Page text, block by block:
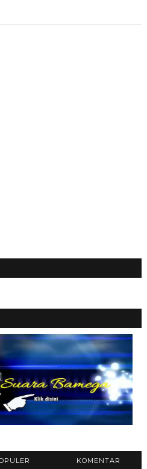
KOMENTAR